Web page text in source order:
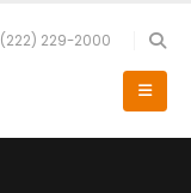
(222) 229-2000